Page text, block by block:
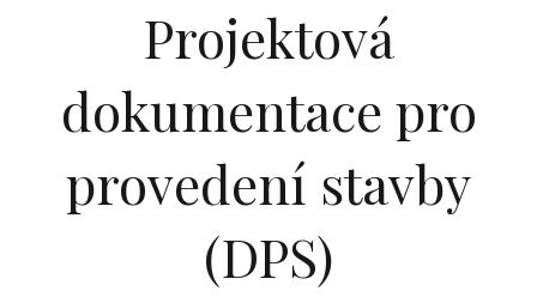
Projektová
dokumentace pro
provedení stavby
(DPS)